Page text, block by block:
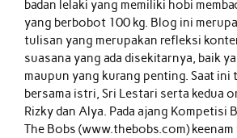
badan lelaki yang memiliki hobi
yang berbobot 100 kg. Blog ini
tulisan yang merupakan refleksi
suasana yang ada disekitarnya, baik
maupun yang kurang penting. Saat ini
bersama istri, Sri Lestari serta kedua
Rizky dan Alya. Pada ajang Kompetisi
The Bobs (www.thebobs.com)